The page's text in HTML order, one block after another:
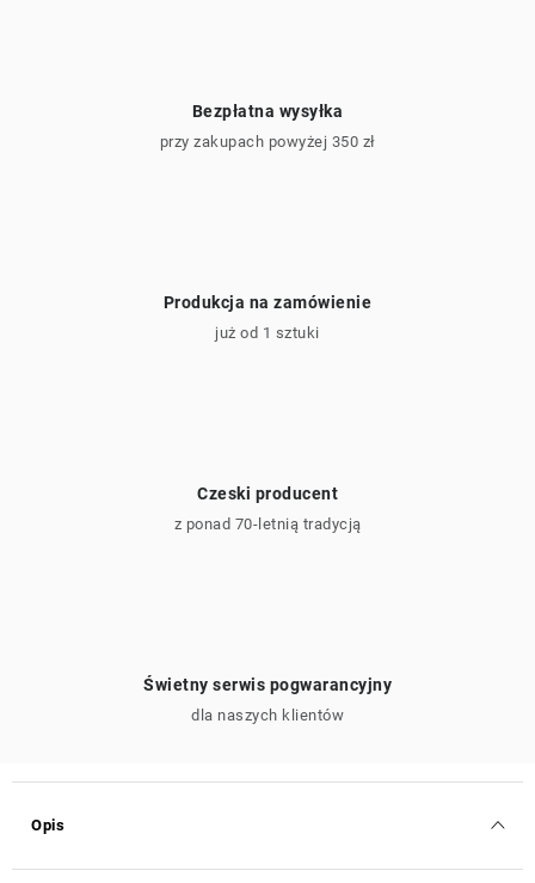
Bezpłatna wysyłka
przy zakupach powyżej 350 zł
Produkcja na zamówienie
już od 1 sztuki
Czeski producent
z ponad 70-letnią tradycją
Świetny serwis pogwarancyjny
dla naszych klientów
Opis